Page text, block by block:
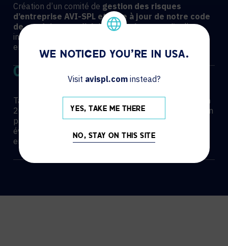
Création d’un comité de gestion des risques
d’entreprise AVI-SPL et mise à jour de notre code
de conduite mondial des fournisseursafin d’y
inclure des exigences en matière de gestion
environnementale.
05
Taux de rétention des employés de88,5 %
atteint en
2024, avec une moyenne de 13,7 heures de formation
par employé et un taux d’achèvement de 98 % des
évaluations annuelles des performances des
employés.
WE NOTICED YOU'RE IN USA.
Visit avispl.com instead?
YES, TAKE ME THERE
NO, STAY ON THIS SITE